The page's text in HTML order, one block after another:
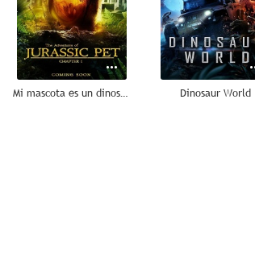
Mi mascota es un dinosaurio Dinosaur World